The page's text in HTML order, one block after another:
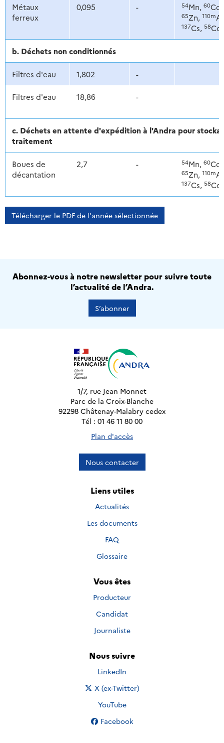
Métaux
ferreux
0,095 - 54Mn, 60Co,
65Zn, 110m
137Cs, 58Co
b. Déchets non conditionnés
Filtres d'eau 1,802 -
Filtres d'eau 18,86 -
c. Déchets en attente d'expédition à l'Andra pour
traitement
Boues de
décantation
2,7 - 54Mn, 60Co,
65Zn, 110m
137Cs, 58Co
Télécharger le PDF de l'année sélectionnée
Abonnez-vous à notre newsletter pour suivre toute
l’actualité de l’Andra.
S’abonner
1/7, rue Jean Monnet
Parc de la Croix-Blanche
92298 Châtenay-Malabry cedex
Tél : 01 46 11 80 00
Plan d'accès
Nous contacter
Liens utiles
Actualités
Les documents
FAQ
Glossaire
Vous êtes
Producteur
Candidat
Journaliste
Nous suivre
Nous suivre sur
LinkedIn
Nous suivre sur
X (ex-Twitter)
Nous suivre sur
YouTube
Nous suivre sur
Facebook